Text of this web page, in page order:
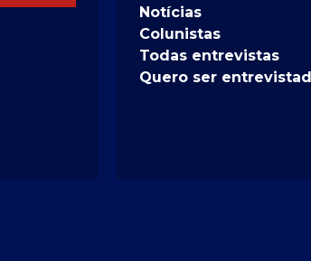
Notícias
Colunistas
Todas entrevistas
Quero ser